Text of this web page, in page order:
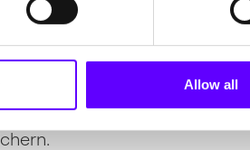
Allow all
der richtigen Beratung –
unter den neuen